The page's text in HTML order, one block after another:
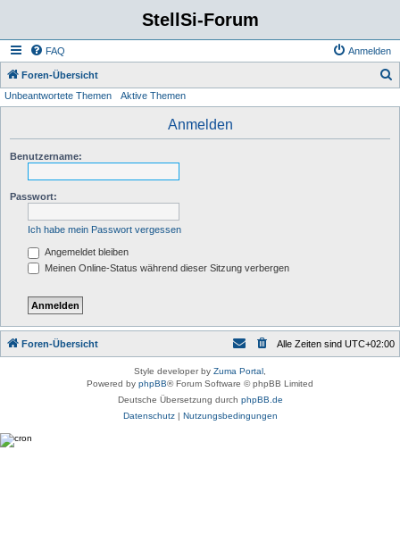
StellSi-Forum
FAQ Anmelden
Foren-Übersicht
Unbeantwortete Themen Aktive Themen
Anmelden
Benutzername:
Passwort:
Ich habe mein Passwort vergessen
Angemeldet bleiben
Meinen Online-Status während dieser Sitzung verbergen
Foren-Übersicht Alle Zeiten sind UTC+02:00
Style developer by Zuma Portal,
Powered by phpBB® Forum Software © phpBB Limited
Deutsche Übersetzung durch phpBB.de
Datenschutz| Nutzungsbedingungen